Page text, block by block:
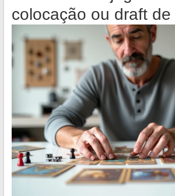
colocação ou draft de